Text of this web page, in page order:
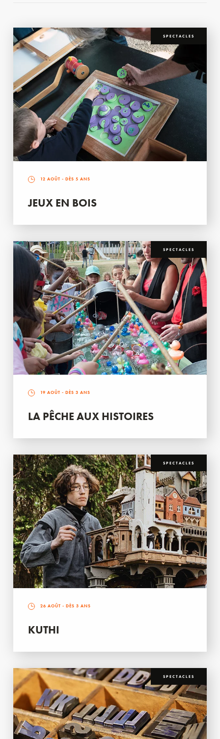
SPECTACLES
12 AOÛT - DÈS 5 ANS
JEUX EN BOIS
SPECTACLES
19 AOÛT - DÈS 3 ANS
LA PÊCHE AUX HISTOIRES
SPECTACLES
26 AOÛT - DÈS 3 ANS
KUTHI
SPECTACLES